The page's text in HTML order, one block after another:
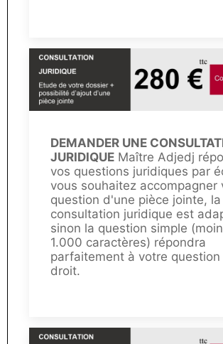
DEMANDER UNE
JURIDIQUE Maître Adjedj
vos questions juridiques par
vous souhaitez accompagner
question d'une pièce jointe, la
consultation juridique est
sinon la question simple
1.000 caractères) répondra
parfaitement à votre question
droit.